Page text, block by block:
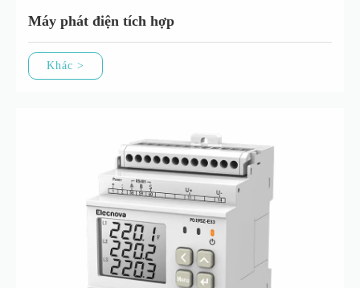
Máy phát điện tích hợp
Khác >